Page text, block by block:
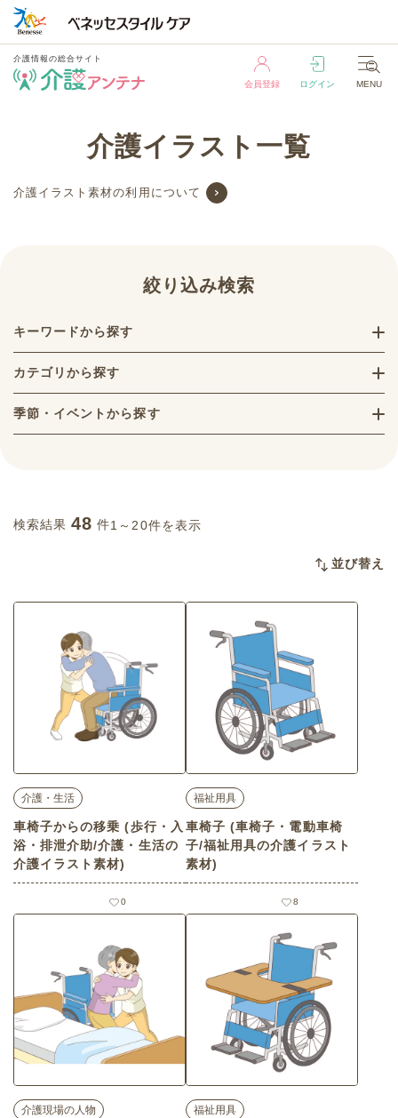
介護情報の総合サイト
会員登録 ログイン MENU
ログイン
介護イラスト一覧
介護イラスト素材の利用について
絞り込み検索
キーワードから探す
カテゴリから探す
季節・イベントから探す
検索結果 48 件1～20件を表示
並び替え
介護・生活
車椅子からの移乗 (歩行・入
浴・排泄介助/介護・生活の
介護イラスト素材)
0
福祉用具
車椅子 (車椅子・電動車椅
子/福祉用具の介護イラスト
素材)
8
介護現場の人物 福祉用具